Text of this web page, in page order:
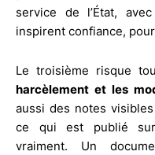
service de l’État,
inspirent confiance,
Le troisième risque
harcèlement et les
aussi des notes
ce qui est publié
vraiment. Un